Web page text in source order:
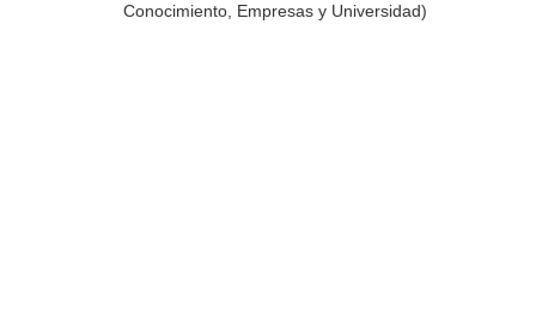
Conocimiento, Empresas y Universidad)